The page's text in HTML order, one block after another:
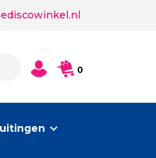
0